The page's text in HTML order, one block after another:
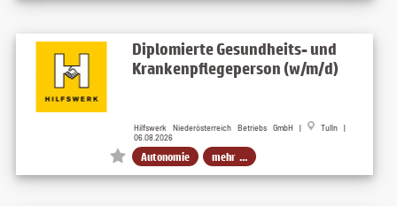
Diplomierte Gesundheits- und
Krankenpflegeperson (w/m/d)
Hilfswerk Niederösterreich Betriebs GmbH |
Tulln |
06.08.2026
Autonomie mehr ...